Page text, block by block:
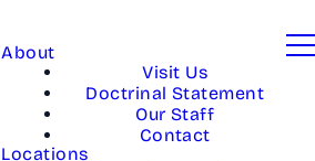
About
Visit Us
Doctrinal Statement
Our Staff
Contact
Locations